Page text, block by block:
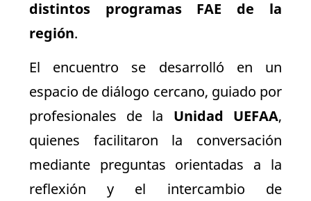
distintos programas FAE de la
región.
El encuentro se desarrolló en un
espacio de diálogo cercano, guiado por
profesionales de la Unidad UEFAA,
quienes facilitaron la conversación
mediante preguntas orientadas a la
reflexión y el intercambio de